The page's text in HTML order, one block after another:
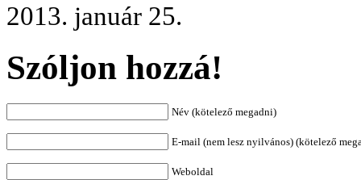
2013. január 25.
Szóljon hozzá!
Név (kötelező megadni)
E-mail (nem lesz nyilvános) (kötelező
Weboldal